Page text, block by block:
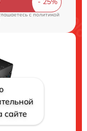
cполитикой
сайте